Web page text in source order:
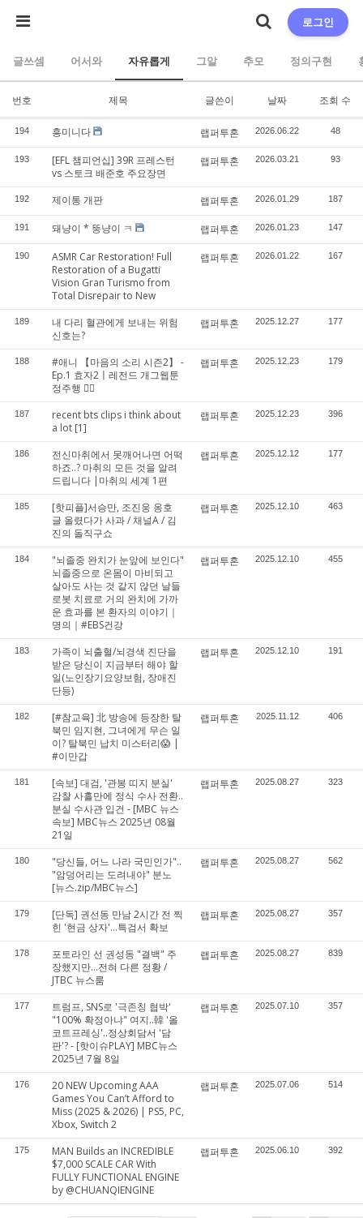
글쓰셈 어서와 자유롭게 그알 추모 정의구현
로그인
번호 제목 글쓴이 날짜 조회 수
194 흥미니다 랩퍼투혼 2026.06.22 48
193
[EFL 챔피언십] 39R 프레스턴
vs 스토크 배준호 주요장면
랩퍼투혼 2026.03.21 93
192 제이통 개판 랩퍼투혼 2026.01.29 187
191 돼냥이 * 뚱냥이 ㅋ 랩퍼투혼 2026.01.23 147
190
ASMR Car Restoration! Full
Restoration of a Bugatti
Vision Gran Turismo from
Total Disrepair to New
랩퍼투혼 2026.01.22 167
189
내 다리 혈관에게 보내는 위험
신호는?
랩퍼투혼 2025.12.27 177
188
#애니 【마음의 소리 시즌2】 -
Ep.1 효자2〡레전드 개그웹툰
정주행 🦸‍♀️
랩퍼투혼 2025.12.23 179
187
recent bts clips i think about
a lot [1]
랩퍼투혼 2025.12.23 396
186
전신마취에서 못깨어나면 어떡
하죠..? 마취의 모든 것을 알려
드립니다 |마취의 세계 1편
랩퍼투혼 2025.12.12 177
185
[핫피플]서승만, 조진웅 옹호
글 올렸다가 사과 / 채널A / 김
진의 돌직구쇼
랩퍼투혼 2025.12.10 463
184
"뇌졸중 완치가 눈앞에 보인다"
뇌졸중으로 온몸이 마비되고
살아도 사는 것 같지 않던 날들
로봇 치료로 거의 완치에 가까
운 효과를 본 환자의 이야기｜
명의｜#EBS건강
랩퍼투혼 2025.12.10 455
183
가족이 뇌출혈/뇌경색 진단을
받은 당신이 지금부터 해야 할
일(노인장기요양보험, 장애진
단등)
랩퍼투혼 2025.12.10 191
182
[#참교육] 北 방송에 등장한 탈
북민 임지현, 그녀에게 무슨 일
이? 탈북민 납치 미스터리😱 |
#이만갑
랩퍼투혼 2025.11.12 406
181
[속보] 대검, '관봉 띠지 분실'
감찰 사흘만에 정식 수사 전환..
분실 수사관 입건 - [MBC 뉴스
속보] MBC뉴스 2025년 08월
21일
랩퍼투혼 2025.08.27 323
180
"당신들, 어느 나라 국민인가"..
"암덩어리는 도려내야" 분노
[뉴스.zip/MBC뉴스]
랩퍼투혼 2025.08.27 562
179
[단독] 권선동 만남 2시간 전 찍
힌 '현금 상자'…특검서 확보
랩퍼투혼 2025.08.27 357
178
포토라인 선 권성동 "결백" 주
장했지만…전혀 다른 정황 /
JTBC 뉴스룸
랩퍼투혼 2025.08.27 839
177
트럼프, SNS로 '극존칭 협박'
"100% 확정아냐" 여지..韓 '올
코트프레싱'..정상회담서 '담
판'? - [핫이슈PLAY] MBC뉴스
2025년 7월 8일
랩퍼투혼 2025.07.10 357
176
20 NEW Upcoming AAA
Games You Can’t Afford to
Miss (2025 & 2026) | PS5, PC,
Xbox, Switch 2
랩퍼투혼 2025.07.06 514
175
MAN Builds an INCREDIBLE
$7,000 SCALE CAR With
FULLY FUNCTIONAL ENGINE
by @CHUANQIENGINE
랩퍼투혼 2025.06.10 392